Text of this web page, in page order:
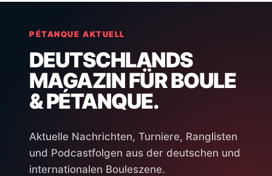
PÉTANQUE AKTUELL
DEUTSCHLANDS
MAGAZIN FÜR BOULE
& PÉTANQUE.
Aktuelle Nachrichten, Turniere, Ranglisten
und Podcastfolgen aus der deutschen und
internationalen Bouleszene.